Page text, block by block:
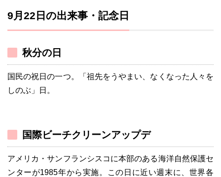
9月22日の出来事・記念日
秋分の日
国民の祝日の一つ。「祖先をうやまい、なくなった人々を
しのぶ」日。
国際ビーチクリーンアップデ
アメリカ・サンフランシスコに本部のある海洋自然保護セ
ンターが1985年から実施。この日に近い週末に、世界各